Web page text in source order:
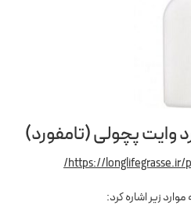
وایت پچولی (تامفورد)
https://longlifegrasse.ir/
زیر اشاره کرد: